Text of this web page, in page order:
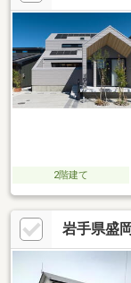
2階建て
岩手県盛